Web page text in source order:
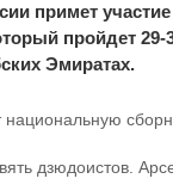
примет
пройдет 29-
Эмиратах.
национальную
дзюдоистов.